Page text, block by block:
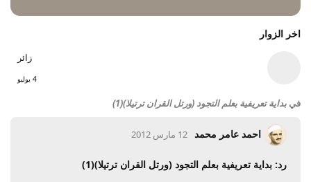
اخر الزوار
زائر
4 يوليو
في بداية تعريفية بعلم التجود (ورتل القران ترتيلا)(1)
احمد عامر محمد 12 مارس 2012
رد: بداية تعريفية بعلم التجود (ورتل القران ترتيلا)(1)